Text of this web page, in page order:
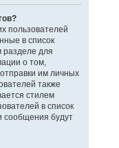
пользователей
в список
разделе для
о том,
им личных
также
стилем
в список
сообщения будут